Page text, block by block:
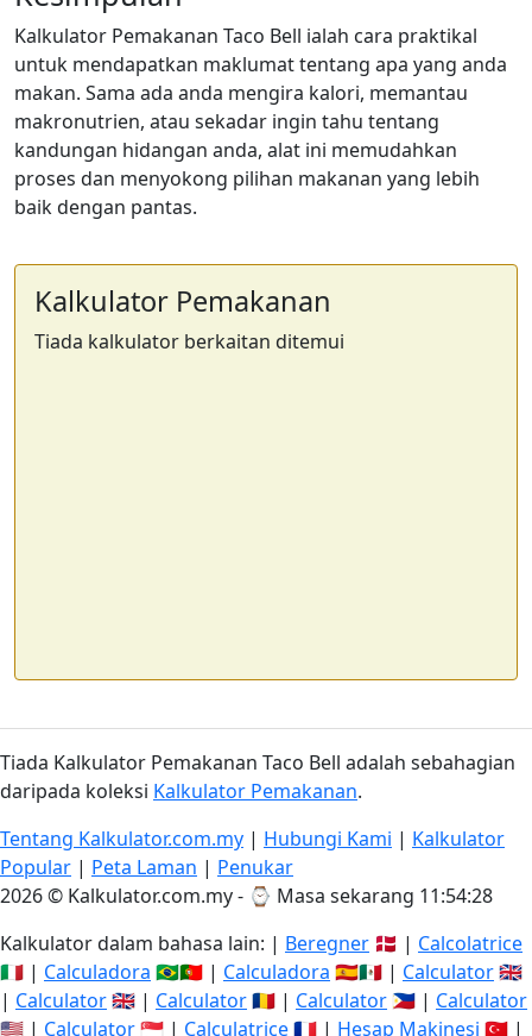
Kalkulator Pemakanan Taco Bell ialah cara praktikal
untuk mendapatkan maklumat tentang apa yang anda
makan. Sama ada anda mengira kalori, memantau
makronutrien, atau sekadar ingin tahu tentang
kandungan hidangan anda, alat ini memudahkan
proses dan menyokong pilihan makanan yang lebih
baik dengan pantas.
Kalkulator Pemakanan
Tiada kalkulator berkaitan ditemui
Tiada Kalkulator Pemakanan Taco Bell adalah sebahagian
daripada koleksi Kalkulator Pemakanan.
Tentang Kalkulator.com.my | Hubungi Kami | Kalkulator
Popular | Peta Laman | Penukar
2026 © Kalkulator.com.my - ⌚ Masa sekarang 11:54:29
Kalkulator dalam bahasa lain: | Beregner 🇩🇰 | Calcolatrice
🇮🇹 | Calculadora 🇧🇷🇵🇹 | Calculadora 🇪🇸🇲🇽 | Calculator🇬🇧
| Calculator🇬🇧 | Calculator🇷🇴 | Calculator 🇵🇭 | Calculator
🇺🇸 | Calculator🇸🇬 | Calculatrice🇫🇷 | Hesap Makinesi 🇹🇷 |